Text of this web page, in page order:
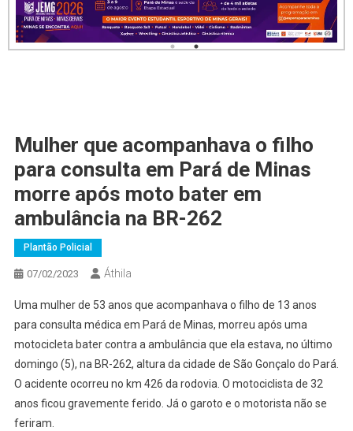
Mulher que acompanhava o filho
para consulta em Pará de Minas
morre após moto bater em
ambulância na BR-262
Plantão Policial
07/02/2023 Áthila
Uma mulher de 53 anos que acompanhava o filho de 13 anos
para consulta médica em Pará de Minas, morreu após uma
motocicleta bater contra a ambulância que ela estava, no último
domingo (5), na BR-262, altura da cidade de São Gonçalo do Pará.
O acidente ocorreu no km 426 da rodovia. O motociclista de 32
anos ficou gravemente ferido. Já o garoto e o motorista não se
feriram.